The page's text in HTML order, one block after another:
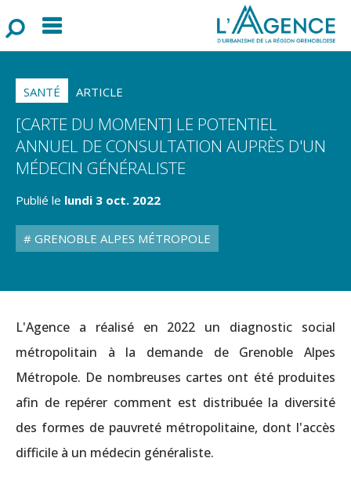
Menu
SANTÉ ARTICLE
[CARTE DU MOMENT] LE POTENTIEL
ANNUEL DE CONSULTATION AUPRÈS D'UN
MÉDECIN GÉNÉRALISTE
Publié le lundi 3 oct. 2022
GRENOBLE ALPES MÉTROPOLE
L'Agence a réalisé en 2022 un diagnostic social
métropolitain à la demande de Grenoble Alpes
Métropole. De nombreuses cartes ont été produites
afin de repérer comment est distribuée la diversité
des formes de pauvreté métropolitaine, dont l'accès
difficile à un médecin généraliste.